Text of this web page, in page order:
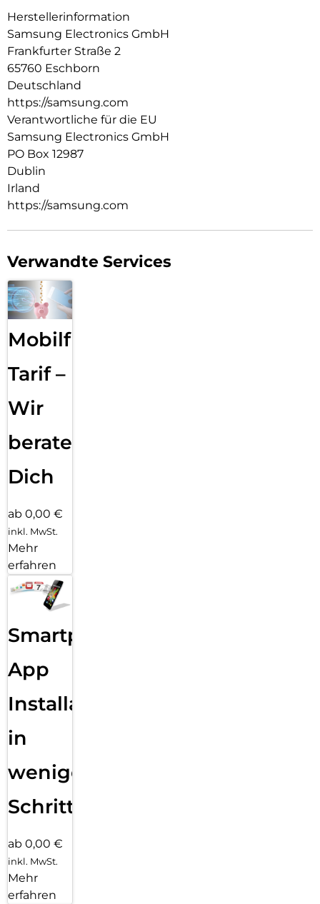
Herstellerinformation
Samsung Electronics GmbH
Frankfurter Straße 2
65760 Eschborn
Deutschland
https://samsung.com
Verantwortliche für die EU
Samsung Electronics GmbH
PO Box 12987
Dublin
Irland
https://samsung.com
Verwandte Services
Mobilfunk
Tarif –
Wir
beraten
Dich
ab 0,00 €
inkl. MwSt.
Mehr
erfahren
Smartphone
App
Installation
in
wenigen
Schritten
ab 0,00 €
inkl. MwSt.
Mehr
erfahren